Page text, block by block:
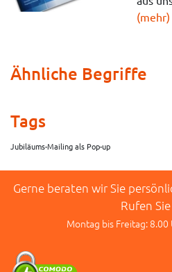
(mehr)
Ähnliche Begriffe
Tags
Jubiläums-Mailing als Pop-up
Gerne beraten wir Sie
Rufen
Montag bis Freitag: